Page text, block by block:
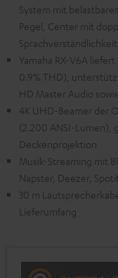
System mit
Pegel, Center mit
Sprachverständlichkeit
Yamaha RX-V6A
0.9% THD),
HD Master Audio
4K UHD-Beamer der
(2.200 ANSI-Lumen),
Deckenprojektion
Musik-Streaming mit
Napster, Deezer,
30 m
Lieferumfang